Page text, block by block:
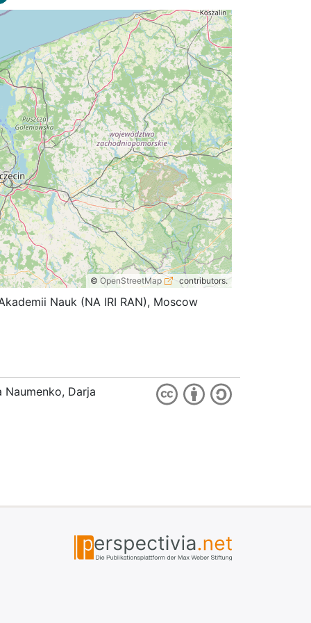
© OpenStreetMap contributors.
Nauk (NA IRI RAN), Moscow
Darja